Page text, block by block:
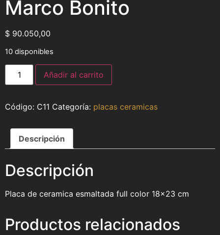
Marco Bonito
$ 90.050,00
10 disponibles
Añadir al carrito
C11 Categoría: placas ceramicas
Descripción
Descripción
Placa de ceramica esmaltada full color 18×23 cm
Productos relacionados